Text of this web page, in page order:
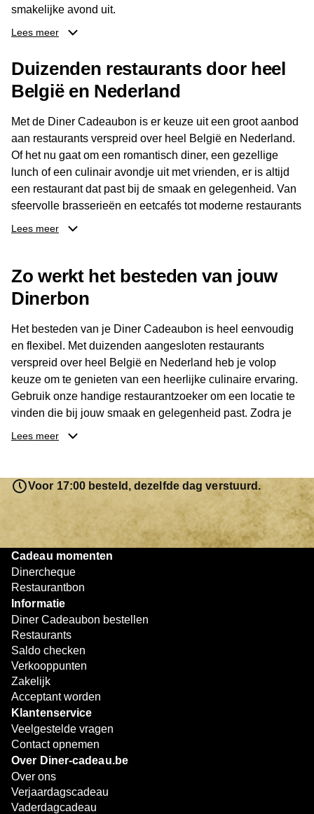
Openingstijden
Dinsdag: 11.00 - 23.00 uur
Woensdag: gesloten
Donderdag: 11.00 - 23.00 uur
Zaterdag: 11.00 - 23.00 uur
Zondag: 11.00 - 23.00 uur
Keuken geopend tot 21.30 uur
smakelijke avond uit.
ontvanger eenvoudig een locatie kiezen die past bij de
smaak en gelegenheid. Zo geeft de Diner Cadeaubon niet
alleen een diner, maar ook een gezellig moment om
Lees meer
Duizenden restaurants door heel
België en Nederland
Met de Diner Cadeaubon is er keuze uit een groot aanbod
aan restaurants verspreid over heel België en Nederland.
Of het nu gaat om een romantisch diner, een gezellige
lunch of een culinair avondje uit met vrienden, er is altijd
een restaurant dat past bij de smaak en gelegenheid. Van
sfeervolle brasserieën en eetcafés tot moderne restaurants
en gastronomische locaties: er is voor ieder wat wils.
buurt, bijvoorbeeld in Brussel, Antwerpen, Gent of Brugge.
De ontvanger kiest zelf waar en wanneer er wordt genoten
van deze culinaire ervaring. Zo is de Diner Cadeaubon
niet alleen een diner, maar een bijzondere belevenis.
Lees meer
Zo werkt het besteden van jouw
Dinerbon
Het besteden van je Diner Cadeaubon is heel eenvoudig
en flexibel. Met duizenden aangesloten restaurants
verspreid over heel België en Nederland heb je volop
keuze om te genieten van een heerlijke culinaire ervaring.
Gebruik onze handige restaurantzoeker om een locatie te
vinden die bij jouw smaak en gelegenheid past. Zodra je
je keuze hebt gemaakt, kun je eenvoudig reserveren en na
resterende bedrag blijft gewoon op de bon staan en kan
later worden gebruikt. Zo geniet je keer op keer van
bijzondere eetmomenten.
Lees meer
Voor 17:00 besteld, dezelfde dag verstuurd.
Cadeau momenten
Dinercheque
Restaurantbon
Informatie
Diner Cadeaubon bestellen
Restaurants
Saldo checken
Verkooppunten
Zakelijk
Acceptant worden
Klantenservice
Veelgestelde vragen
Contact opnemen
Over Diner-cadeau.be
Over ons
Verjaardagscadeau
Vaderdagcadeau